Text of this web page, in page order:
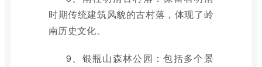
时期传统建筑风貌的古村落，体现了岭
南历史文化。
9、银瓶山森林公园：包括多个景